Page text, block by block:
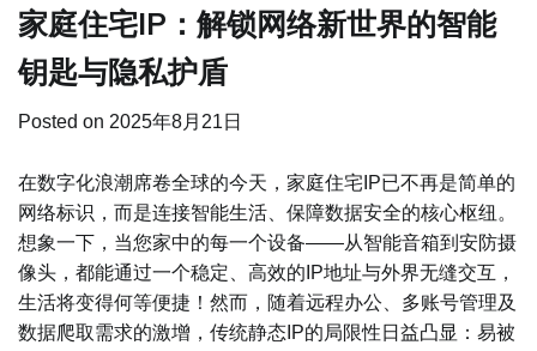
家庭住宅IP：解锁网络新世界的智能
钥匙与隐私护盾
Posted on 2025年8月21日
在数字化浪潮席卷全球的今天，家庭住宅IP已不再是简单的
网络标识，而是连接智能生活、保障数据安全的核心枢纽。
想象一下，当您家中的每一个设备——从智能音箱到安防摄
像头，都能通过一个稳定、高效的IP地址与外界无缝交互，
生活将变得何等便捷！然而，随着远程办公、多账号管理及
数据爬取需求的激增，传统静态IP的局限性日益凸显：易被